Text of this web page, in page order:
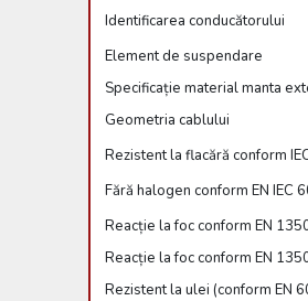
Identificarea conducătorului
Element de suspendare
Specificație material manta
Geometria cablului
Rezistent la flacără conform
Fără halogen conform EN IEC
Reacție la foc conform EN
Reacție la foc conform EN
Rezistent la ulei (conform EN